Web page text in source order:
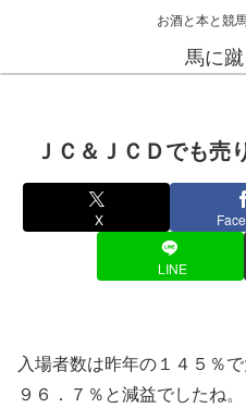
お酒と本と競
馬に
ＪＣ＆ＪＣＤでも売
X
LINE
入場者数は昨年の１４５％
９６．７％と減益でしたね